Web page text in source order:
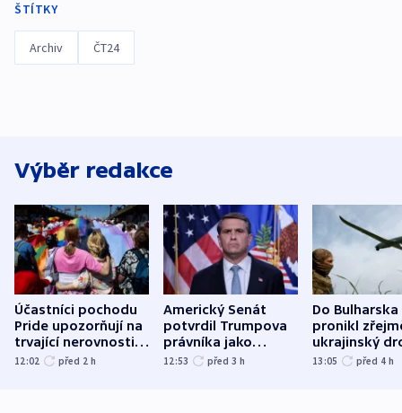
ŠTÍTKY
Archiv ČT24
Výběr redakce
Účastníci pochodu
Pride upozorňují na
trvající nerovnosti i
společenskou
12:02 před 2 h
Americký Senát
potvrdil Trumpova
právníka jako
ministra
12:53 před 3 h
Do Bulharska
pronikl
ukrajinský
explodoval
13:05 před 4 h